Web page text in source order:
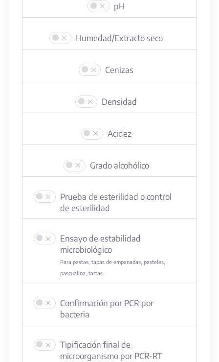
pH
Humedad/Extracto seco
Cenizas
Densidad
Acidez
Grado alcohólico
Prueba de esterilidad o control
de esterilidad
Ensayo de estabilidad
microbiológico
Para pastas, tapas de empanadas, pasteles,
pascualina, tartas
Confirmación por PCR por
bacteria
Tipificación final de
microorganismo por PCR-RT